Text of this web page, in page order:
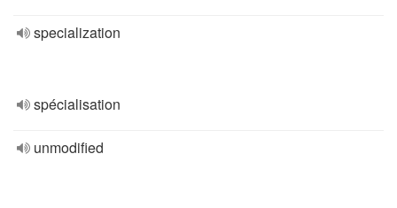
specialization
spécialisation
unmodified